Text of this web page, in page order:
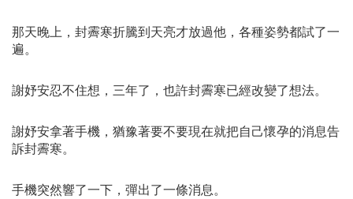
那天晚上，封霽寒折騰到天亮才放過他，各種姿勢都試了一
遍。
謝妤安忍不住想，三年了，也許封霽寒已經改變了想法。
謝妤安拿著手機，猶豫著要不要現在就把自己懷孕的消息告
訴封霽寒。
手機突然響了一下，彈出了一條消息。